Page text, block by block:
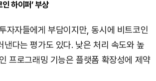
하이퍼’ 부상
자자들에게 부담이지만, 동시에 비트코인
낸다는 평가도 있다. 낮은 처리 속도와 높
프로그래밍 기능은 플랫폼 확장성에 제약